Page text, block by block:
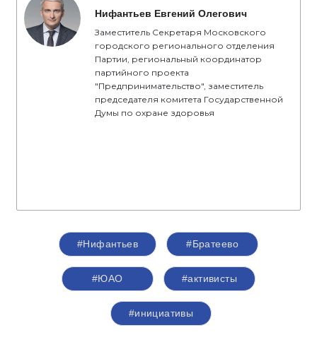
Нифантьев Евгений Олегович
Заместитель Секретаря Московского
городского регионального отделения
Партии, региональный координатор
партийного проекта
"Предпринимательство", заместитель
председателя комитета Государственной
Думы по охране здоровья
#Нифантьев #Братеево
#ЮАО #активисты
#инициативы